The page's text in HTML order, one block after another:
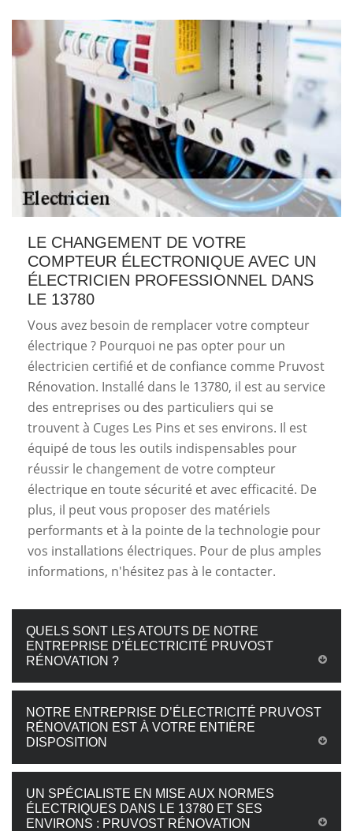
LE CHANGEMENT DE VOTRE
COMPTEUR ÉLECTRONIQUE AVEC UN
ÉLECTRICIEN PROFESSIONNEL DANS
LE 13780
Vous avez besoin de remplacer votre compteur
électrique ? Pourquoi ne pas opter pour un
électricien certifié et de confiance comme Pruvost
Rénovation. Installé dans le 13780, il est au service
des entreprises ou des particuliers qui se
trouvent à Cuges Les Pins et ses environs. Il est
équipé de tous les outils indispensables pour
réussir le changement de votre compteur
électrique en toute sécurité et avec efficacité. De
plus, il peut vous proposer des matériels
performants et à la pointe de la technologie pour
vos installations électriques. Pour de plus amples
informations, n'hésitez pas à le contacter.
QUELS SONT LES ATOUTS DE NOTRE
ENTREPRISE D’ÉLECTRICITÉ PRUVOST
RÉNOVATION ?
NOTRE ENTREPRISE D’ÉLECTRICITÉ PRUVOST
RÉNOVATION EST À VOTRE ENTIÈRE
DISPOSITION
UN SPÉCIALISTE EN MISE AUX NORMES
ÉLECTRIQUES DANS LE 13780 ET SES
ENVIRONS : PRUVOST RÉNOVATION